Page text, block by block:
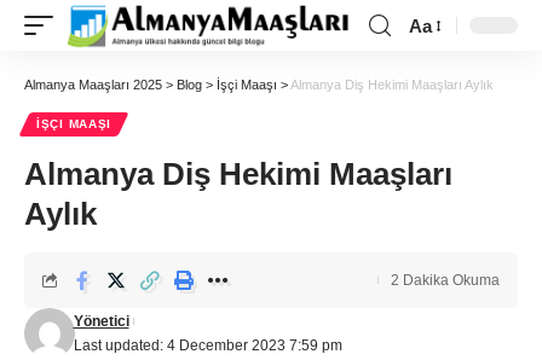
Aa
Almanya Maaşları 2025 > Blog > İşçi Maaşı >Almanya Diş Hekimi Maaşları Aylık
İŞÇI MAAŞI
Almanya Diş Hekimi Maaşları
Aylık
Last updated: 4 December 2023 7:59 pm
Yönetici
2 Dakika Okuma